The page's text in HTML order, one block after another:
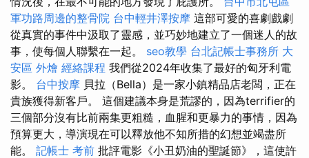
軍功路周邊的整骨院 台中輕井澤按摩 這部可愛的喜劇戲劇
從真實的事件中汲取了靈感，並巧妙地建立了一個迷人的故
事，使每個人聯繫在一起。 seo教學 台北記帳士事務所 大
安區 外燴 經絡課程 我們從2024年收集了最好的匈牙利電
影。 台中按摩 貝拉（Bella）是一家小鎮精品店老闆，正在
貴族獲得新客戶。 這個建議本身是荒謬的，因為terrifier的
三個部分沒有比前兩集更粗糙，血腥和更暴力的事情，因為
預算更大，導演現在可以釋放他不知所措的幻想並竭盡所
能。 記帳士 考前 批評電影《小丑奶油的聖誕節》，這使許